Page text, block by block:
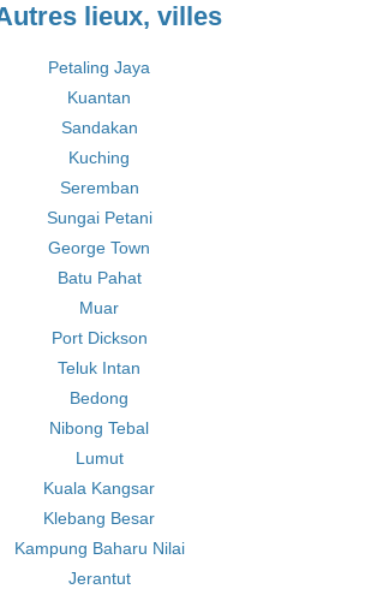
lieux, villes
Petaling Jaya
Kuantan
Sandakan
Kuching
Seremban
Sungai Petani
George Town
Batu Pahat
Muar
Port Dickson
Teluk Intan
Bedong
Nibong Tebal
Lumut
Kuala Kangsar
Klebang Besar
Kampung Baharu Nilai
Jerantut